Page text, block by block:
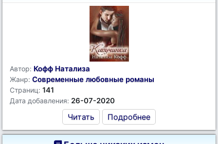
Автор: Кофф Натализа
Жанр: Современные любовные романы
Страниц: 141
Дата добавления: 26-07-2020
Читать Подробнее